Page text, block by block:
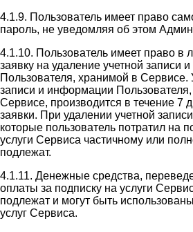
4.1.9. Пользователь имеет право
пароль, не уведомляя об этом
4.1.10. Пользователь имеет право в
заявку на удаление учетной записи
Пользователя, хранимой в Сервисе.
записи и информации
Сервисе, производится в течение 7
заявки. При удалении учетной
которые пользователь потратил на
услуги Сервиса частичному или
подлежат.
4.1.11. Денежные средства,
оплаты за подписку на услуги
подлежат и могут быть
услуг Сервиса.